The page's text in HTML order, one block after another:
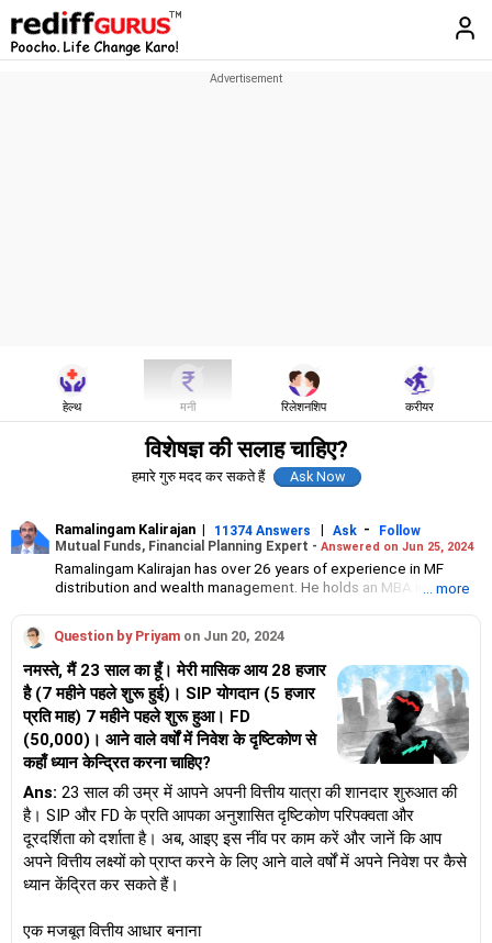
हेल्थ मनी रिलेशनशिप करीयर
विशेषज्ञ की सलाह चाहिए?
हमारे गुरु मदद कर सकते हैं
Ramalingam Kalirajan | 11374 Answers | Ask -
Follow
Mutual Funds, Financial Planning Expert - Answered on Jun 25, 2024
Ramalingam Kalirajan has over 26 years of experience in MF
distribution and wealth management. He holds an MBA in Finance
Investment, a Chennai-based AMFI-registered Mutual Fund
Distribution (ARN-4188) and APMI-registered PMS Distribution
firm (APRN07386), helping clients build long-term wealth
through mutual funds and other investment solutions.
... more
Question by Priyam on Jun 20, 2024
नमस्ते, मैं 23 साल का हूँ। मेरी मासिक आय 28 हजार
है (7 महीने पहले शुरू हुई)। SIP योगदान (5 हजार
प्रति माह) 7 महीने पहले शुरू हुआ। FD
(50,000)। आने वाले वर्षों में निवेश के दृष्टिकोण से
कहाँ ध्यान केन्द्रित करना चाहिए?
Ans: 23 साल की उम्र में आपने अपनी वित्तीय यात्रा की शानदार शुरुआत की
है। SIP और FD के प्रति आपका अनुशासित दृष्टिकोण परिपक्वता और
दूरदर्शिता को दर्शाता है। अब, आइए इस नींव पर काम करें और जानें कि आप
अपने वित्तीय लक्ष्यों को प्राप्त करने के लिए आने वाले वर्षों में अपने निवेश पर कैसे
ध्यान केंद्रित कर सकते हैं।
एक मजबूत वित्तीय आधार बनाना